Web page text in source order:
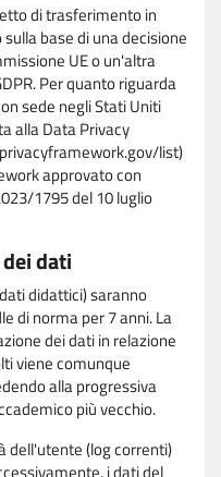
di trasferimento in
base di una decisione
UE o un'altra
Per quanto riguarda
sede negli Stati Uniti
alla Data Privacy
list)
approvato con
1795 del 10 luglio
dati
didattici) saranno
di norma per 7 anni. La
dei dati in relazione
viene comunque
alla progressiva
più vecchio.
dell'utente (log correnti)
i dati del